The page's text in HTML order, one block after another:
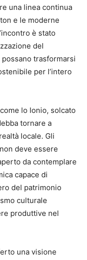
una linea continua
e le moderne
è stato
del
trasformarsi
per l’intero
lo Ionio, solcato
tornare a
locale. Gli
deve essere
da contemplare
capace di
del patrimonio
culturale
produttive nel
una visione